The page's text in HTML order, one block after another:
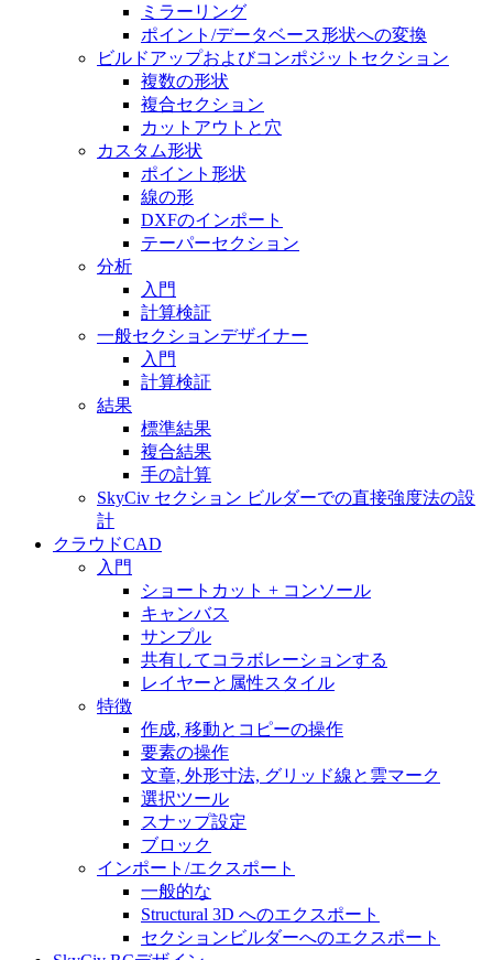
ミラーリング
ポイント/データベース形状への変換
ビルドアップおよびコンポジットセクション
複数の形状
複合セクション
カットアウトと穴
カスタム形状
ポイント形状
線の形
DXFのインポート
テーパーセクション
分析
入門
計算検証
一般セクションデザイナー
入門
計算検証
結果
標準結果
複合結果
手の計算
SkyCiv セクション ビルダーでの直接強度法の設
計
クラウドCAD
入門
ショートカット + コンソール
キャンバス
サンプル
共有してコラボレーションする
レイヤーと属性スタイル
特徴
作成, 移動とコピーの操作
要素の操作
文章, 外形寸法, グリッド線と雲マーク
選択ツール
スナップ設定
ブロック
インポート/エクスポート
一般的な
Structural 3D へのエクスポート
セクションビルダーへのエクスポート